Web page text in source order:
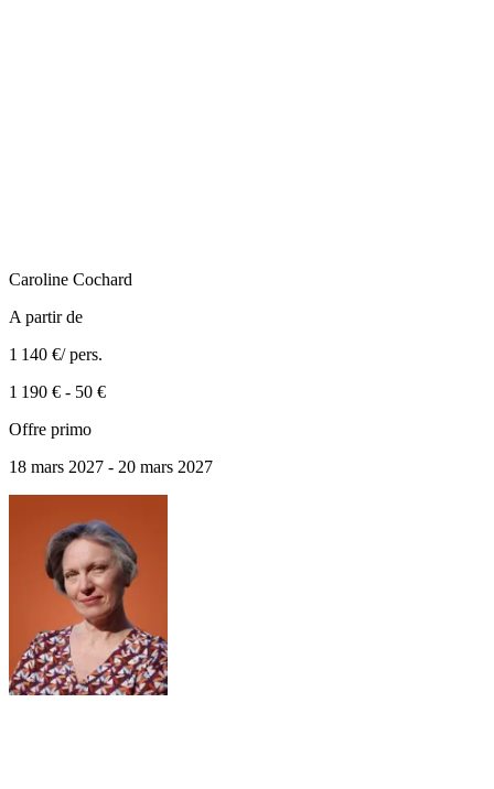
Caroline Cochard
A partir de
1 140 €/ pers.
1 190 € - 50 €
Offre primo
18 mars 2027 - 20 mars 2027